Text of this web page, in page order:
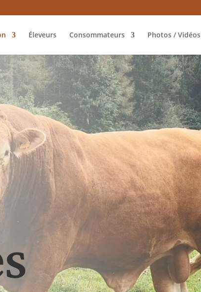
Éleveurs Consommateurs Photos / Vidéos